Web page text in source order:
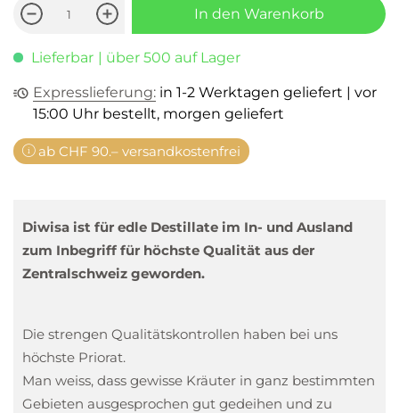
In den Warenkorb
Lieferbar | über 500 auf Lager
Expresslieferung: in 1-2 Werktagen geliefert | vor
15:00 Uhr bestellt, morgen geliefert
ab CHF 90.– versandkostenfrei
Diwisa ist für edle Destillate im In- und Ausland
zum Inbegriff für höchste Qualität aus der
Zentralschweiz geworden.
Die strengen Qualitätskontrollen haben bei uns
höchste Priorat.
Man weiss, dass gewisse Kräuter in ganz bestimmten
Gebieten ausgesprochen gut gedeihen und zu